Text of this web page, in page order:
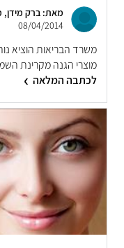
מאת: ברק מידן,
08/04/2014
משרד הבריאות הוציא
מוצרי הגנה מקרינת
לכתבה המלאה